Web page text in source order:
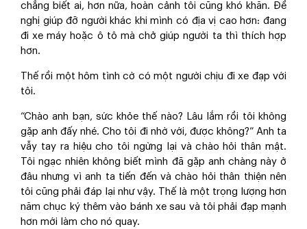
chẳng biết ai, hơn nữa, hoàn cảnh tôi cũng khó khăn. Đề
nghị giúp đỡ người khác khi mình có địa vị cao hơn: đang
đi xe máy hoặc ô tô mà chở giúp người ta thì thích hợp
hơn.
Thế rồi một hôm tình cờ có một người chịu đi xe đạp với
tôi.
“Chào anh bạn, sức khỏe thế nào? Lâu lắm rồi tôi không
gặp anh đấy nhé. Cho tôi đi nhờ với, được không?” Anh ta
vẫy tay ra hiệu cho tôi ngừng lại và chào hỏi thân mật.
Tôi ngạc nhiên không biết mình đã gặp anh chàng này ở
đâu nhưng vì anh ta tiến đến và chào hỏi thân thiện nên
tôi cũng phải đáp lại như vậy. Thế là một trọng lượng hơn
năm chục ký thêm vào bánh xe sau và tôi phải đạp mạnh
hơn mới làm cho nó quay.